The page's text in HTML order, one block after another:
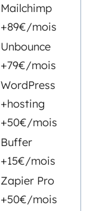
Mailchimp
+89€/mois
Unbounce
+79€/mois
WordPress
+hosting
+50€/mois
Buffer
+15€/mois
Zapier Pro
+50€/mois